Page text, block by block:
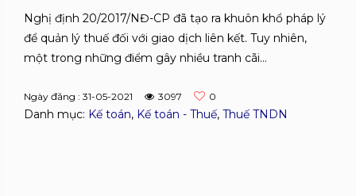
Nghị định 20/2017/NĐ-CP đã tạo ra khuôn khổ pháp lý
để quản lý thuế đối với giao dịch liên kết. Tuy nhiên,
một trong những điểm gây nhiều tranh cãi...
Ngày đăng : 31-05-2021 3097 0
Danh mục: Kế toán, Kế toán - Thuế, Thuế TNDN